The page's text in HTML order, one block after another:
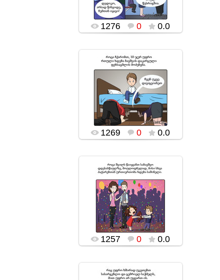
1276 0 0.0
18.11.2016
popularsge
1269 0 0.0
18.11.2016
popularsge
1257 0 0.0